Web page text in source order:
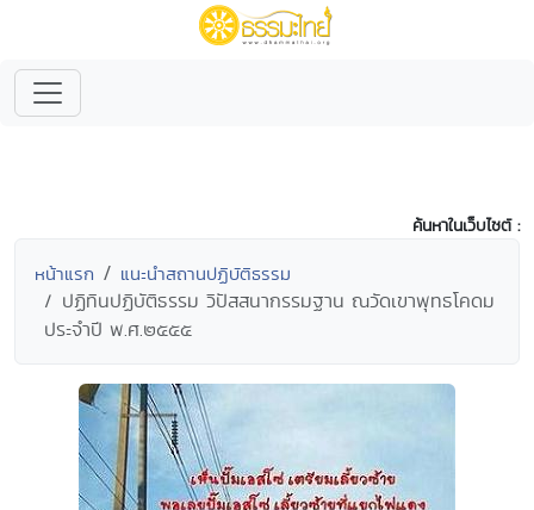
ค้นหาในเว็บไซต์ :
หน้าแรก แนะนำสถานปฏิบัติธรรม
ปฏิทินปฏิบัติธรรม วิปัสสนากรรมฐาน ณวัดเขาพุทธโคดม
ประจำปี พ.ศ.๒๕๕๕